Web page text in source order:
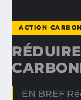
ACTION
EN BREF